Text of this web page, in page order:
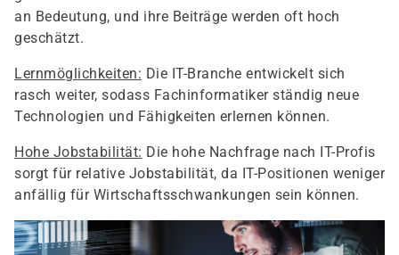
an Bedeutung, und ihre Beiträge werden oft hoch
geschätzt.
Lernmöglichkeiten: Die IT-Branche entwickelt sich
rasch weiter, sodass Fachinformatiker ständig neue
Technologien und Fähigkeiten erlernen können.
Hohe Jobstabilität: Die hohe Nachfrage nach IT-Profis
sorgt für relative Jobstabilität, da IT-Positionen weniger
anfällig für Wirtschaftsschwankungen sein können.